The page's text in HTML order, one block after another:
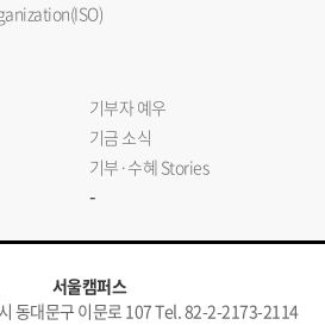
기부자 예우
기금 소식
기부·수혜 Stories
-
서울캠퍼스
동대문구 이문로 107 Tel. 82-2-2173-2114